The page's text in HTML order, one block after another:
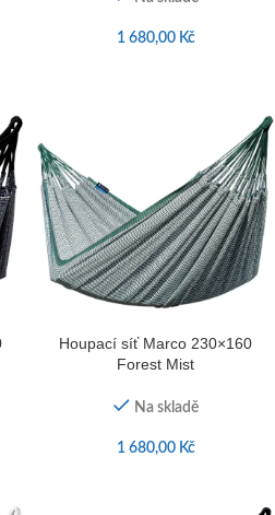
1 680,00 Kč
Houpací síť Marco 230×160
Forest Mist
Na skladě
1 680,00 Kč